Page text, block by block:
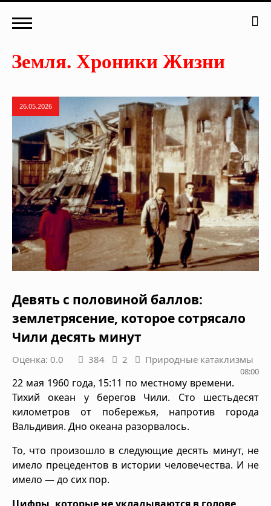
26.05.2026
Девять с половиной баллов:
землетрясение, которое сотрясало
Чили десять минут
Оценка: 0.0 384 2 Природные катаклизмы
08:00
22 мая 1960 года, 15:11 по местному времени.
Тихий океан у берегов Чили. Сто шестьдесят
километров от побережья, напротив города
Вальдивия. Дно океана разорвалось.
То, что произошло в следующие десять минут, не
имело прецедентов в истории человечества. И не
имело — до сих пор.